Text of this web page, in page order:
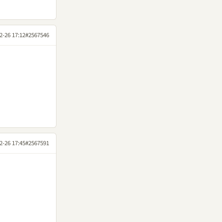
26 17:12#2567546
26 17:45#2567591